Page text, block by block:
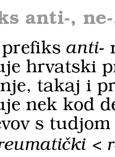
anti-,
anti-
hrvatski
takaj i
nek kod
s
<